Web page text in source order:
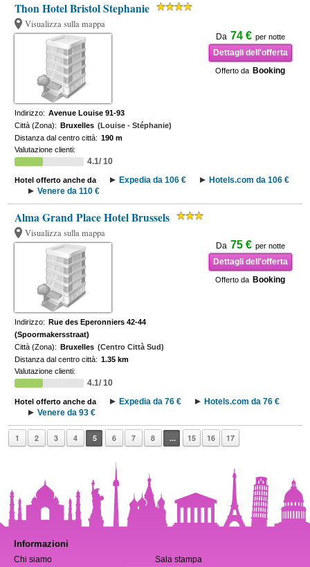
Thon Hotel Bristol Stephanie
Visualizza sulla mappa
Da 74 € per notte
Dettagli dell'offerta
Offerto da Booking
Indirizzo: Avenue Louise 91-93
Città (Zona): Bruxelles (Louise - Stéphanie)
Distanza dal centro città: 190 m
Valutazione clienti:
4.1/ 10
Hotel offerto anche da Expedia da 106 €
Hotels.com da 106 €
Venere da 110 €
Alma Grand Place Hotel Brussels
Visualizza sulla mappa
Da 75 € per notte
Dettagli dell'offerta
Offerto da Booking
Indirizzo: Rue des Eperonniers 42-44
(Spoormakersstraat)
Città (Zona): Bruxelles (Centro Città Sud)
Distanza dal centro città: 1.35 km
Valutazione clienti:
4.1/ 10
Hotel offerto anche da Expedia da 76 €
Hotels.com da 76 €
Venere da 93 €
1 2 3 4 5 6 7 8 ... 15 16 17
Informazioni
Chi siamo Sala stampa